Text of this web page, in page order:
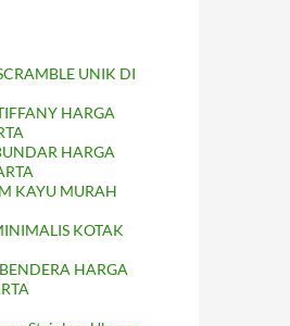
UNIK DI
HARGA
HARGA
KAYU MURAH
KOTAK
HARGA